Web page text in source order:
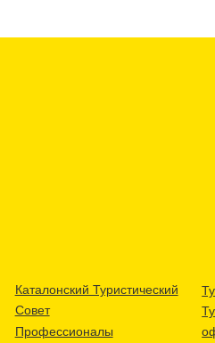
Каталонский Туристический
Совет
Профессионалы